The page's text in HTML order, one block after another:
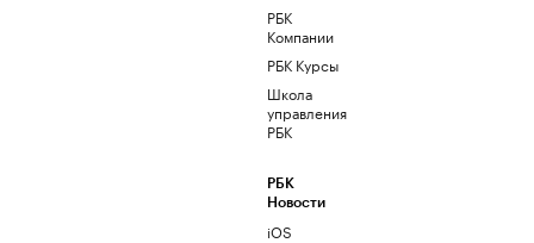
РБК
Компании
РБК Курсы
Школа
управления
РБК
РБК
Новости
iOS